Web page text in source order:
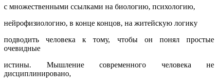
с множественными ссылками на биологию, психологию,
нейрофизиологию, в конце концов, на житейскую логику
подводить человека к тому, чтобы он понял простые
очевидные
истины. Мышление современного человека не
дисциплинировано,